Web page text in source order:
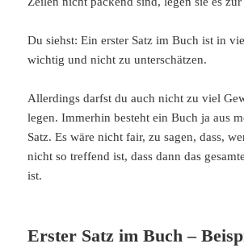
Du siehst: Ein erster Satz im Buch ist in
wichtig und nicht zu unterschätzen.
Allerdings darfst du auch nicht zu viel
legen. Immerhin besteht ein Buch ja aus
Satz. Es wäre nicht fair, zu sagen, dass,
nicht so treffend ist, dass dann das
ist.
Erster Satz im Buch –